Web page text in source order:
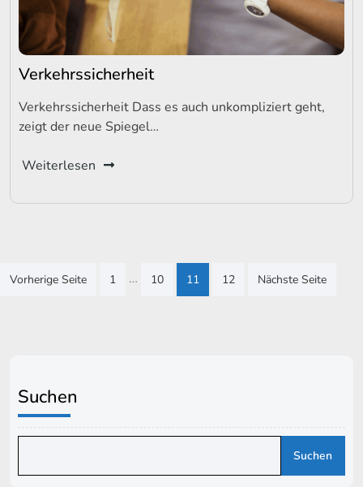
Verkehrssicherheit
Verkehrssicherheit Dass es auch unkompliziert geht,
zeigt der neue Spiegel…
Weiterlesen
Seitennummerierung
Vorherige Seite 1 … 10 11 12 Nächste Seite
Suchen
Suchen